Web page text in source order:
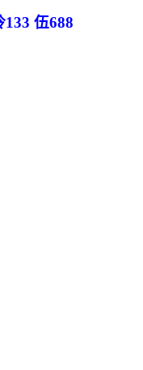
133 伍688